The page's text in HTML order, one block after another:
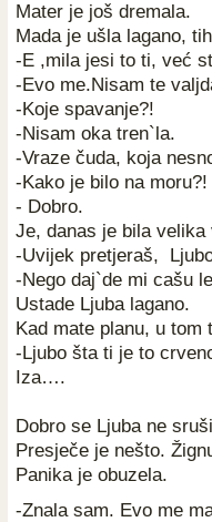
Mater je još dremala.
Mada je ušla lagano,
-E ,mila jesi to ti, već
-Evo me.Nisam te
-Koje spavanje?!
-Nisam oka tren`la.
-Vraze čuda, koja
-Kako je bilo na
- Dobro.
Je, danas je bila
-Uvijek pretjeraš,
-Nego daj`de mi cašu
Ustade Ljuba lagano.
Kad mate planu, u tom
-Ljubo šta ti je to
Iza….
Dobro se Ljuba ne
Presječe je nešto.
Panika je obuzela.
-Znala sam. Evo me